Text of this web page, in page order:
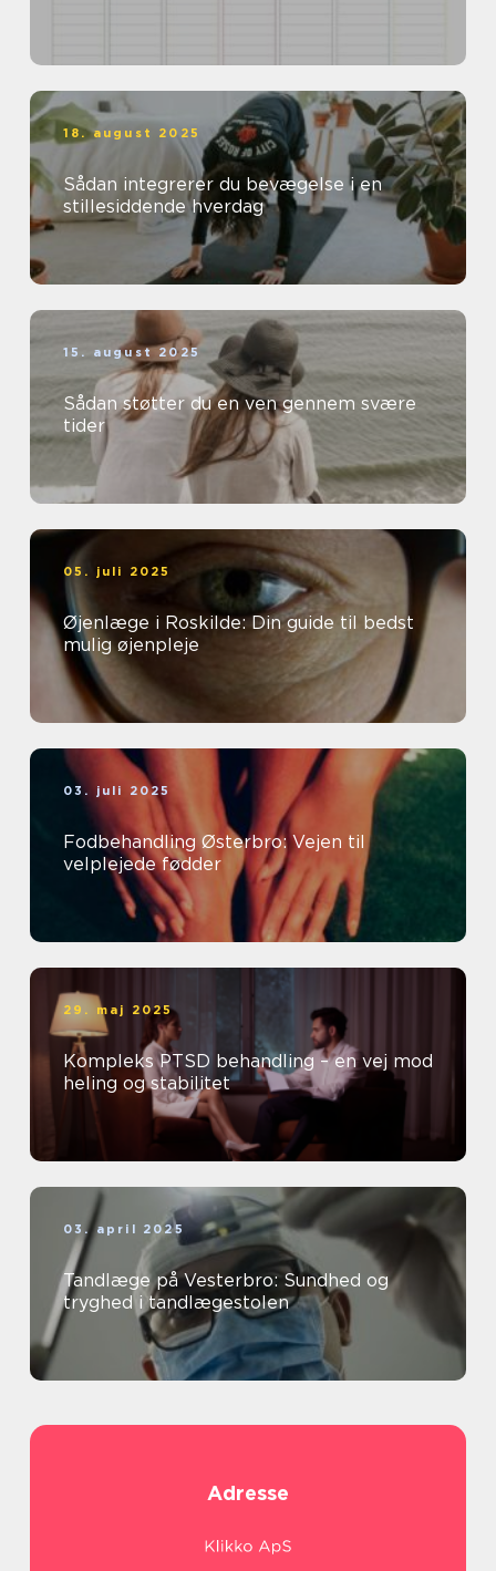
18. august 2025
Sådan integrerer du bevægelse i en
stillesiddende hverdag
15. august 2025
Sådan støtter du en ven gennem svære
tider
05. juli 2025
Øjenlæge i Roskilde: Din guide til bedst
mulig øjenpleje
03. juli 2025
Fodbehandling Østerbro: Vejen til
velplejede fødder
29. maj 2025
Kompleks PTSD behandling – en vej mod
heling og stabilitet
03. april 2025
Tandlæge på Vesterbro: Sundhed og
tryghed i tandlægestolen
Adresse